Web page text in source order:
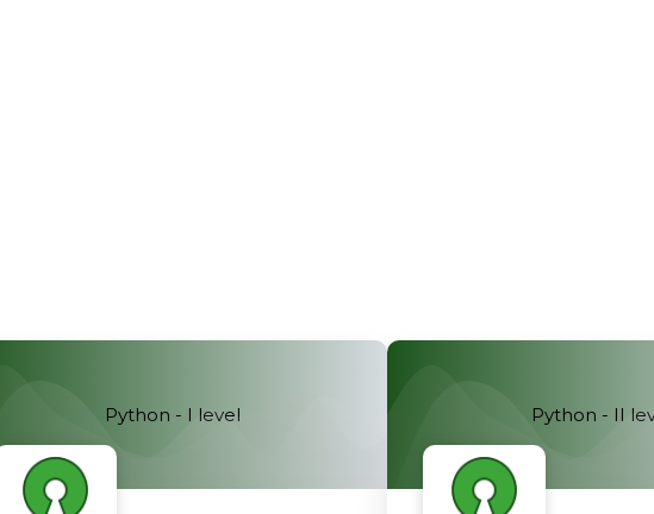
Python - I level
Uskoro
Python - II
Uskoro